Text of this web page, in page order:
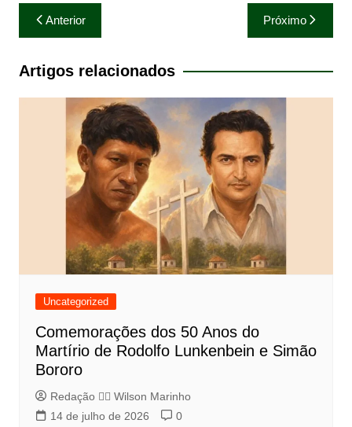
Navegação
de
Post
Anterior Próximo
Artigos relacionados
Uncategorized
Comemorações dos 50 Anos do
Martírio de Rodolfo Lunkenbein e Simão
Bororo
Redação 👨‍⚖️​ Wilson Marinho
14 de julho de 2026
0